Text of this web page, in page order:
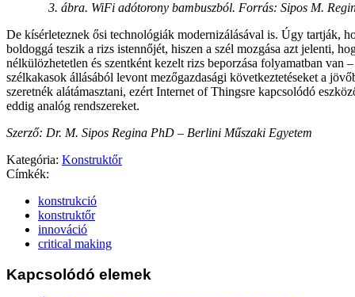
3. ábra. WiFi adótorony bambuszból. Forrás: Sipos M.
De kísérleteznek ősi technológiák modernizálásával is. Úgy tartják,
boldoggá teszik a rizs istennőjét, hiszen a szél mozgása azt jelenti,
nélkülözhetetlen és szentként kezelt rizs beporzása folyamatban van
szélkakasok állásából levont mezőgazdasági következtetéseket a
szeretnék alátámasztani, ezért Internet of Thingsre kapcsolódó
eddig analóg rendszereket.
Szerző: Dr. M. Sipos Regina PhD – Berlini Műszaki Egyetem
Kategória: Konstruktőr
Címkék:
konstrukció
konstruktőr
innováció
critical making
Kapcsolódó elemek